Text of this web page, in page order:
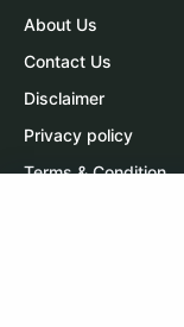
About Us
Contact Us
Disclaimer
Privacy policy
Terms & Condition